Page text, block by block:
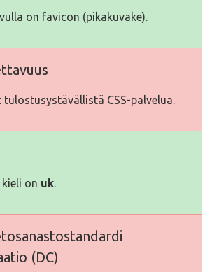
on favicon (pikakuvake).
tulostusystävällistä CSS-palvelua.
on uk.
(DC)